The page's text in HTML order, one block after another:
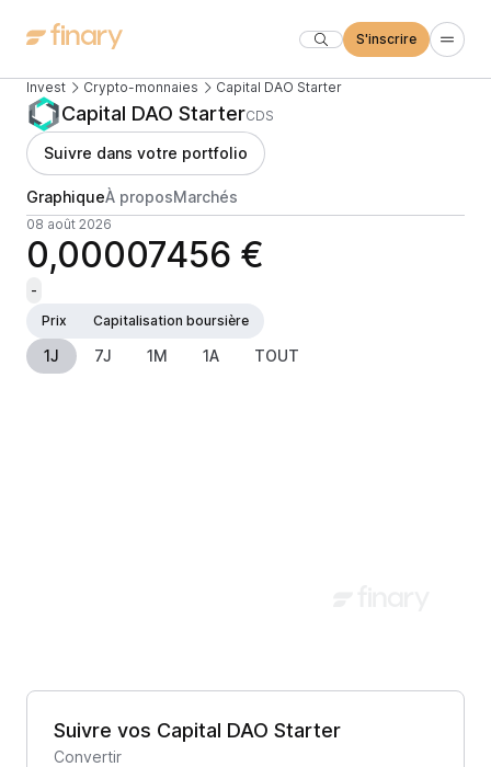
S'inscrire
Invest Crypto-monnaies Capital DAO Starter
Capital DAO StarterCDS
Suivre dans votre portfolio
GraphiqueÀ proposMarchés
08 août 2026
0,00007456 €
-
Prix
Capitalisation boursière
1J 7J 1M 1A TOUT
Suivre vos Capital DAO Starter
Convertir